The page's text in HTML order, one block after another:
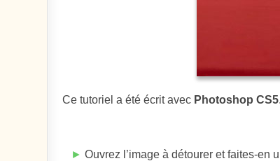
Ce tutoriel a été écrit avec Photoshop CS5.
► Ouvrez l’image à détourer et faites-en